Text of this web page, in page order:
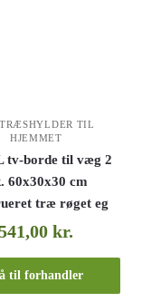
TIL
HJEMMET
tv-borde til væg 2
60x30x30 cm
træ røget eg
kr.
til forhandler